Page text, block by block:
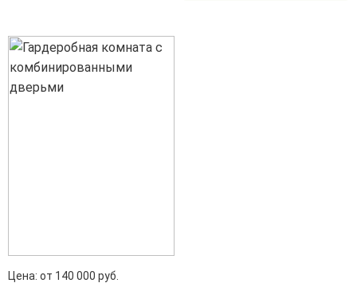
Цена: от 140 000 руб.